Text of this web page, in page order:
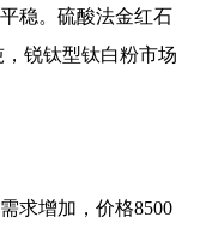
稳。硫酸法金红石
，锐钛型钛白粉市场
求增加，价格8500